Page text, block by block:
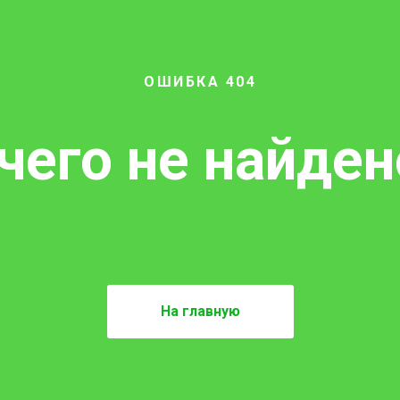
ОШИБКА 404
не
На главную